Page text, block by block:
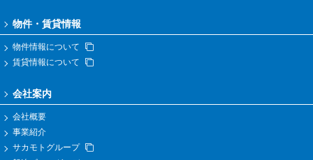
物件・賃貸情報
物件情報について
賃貸情報について
会社案内
会社概要
事業紹介
サカモトグループ